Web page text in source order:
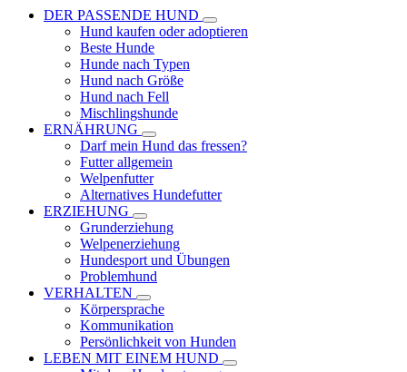
DER PASSENDE HUND
Hund kaufen oder adoptieren
Beste Hunde
Hunde nach Typen
Hund nach Größe
Hund nach Fell
Mischlingshunde
ERNÄHRUNG
Darf mein Hund das fressen?
Futter allgemein
Welpenfutter
Alternatives Hundefutter
ERZIEHUNG
Grunderziehung
Welpenerziehung
Hundesport und Übungen
Problemhund
VERHALTEN
Körpersprache
Kommunikation
Persönlichkeit von Hunden
LEBEN MIT EINEM HUND